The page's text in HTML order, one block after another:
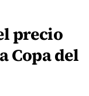
precio
Copa del